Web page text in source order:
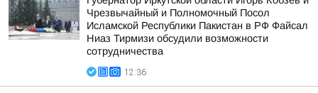
Чрезвычайный и Полномочный Посол
Исламской Республики Пакистан в РФ Файсал
Ниаз Тирмизи обсудили возможности
сотрудничества
12:36